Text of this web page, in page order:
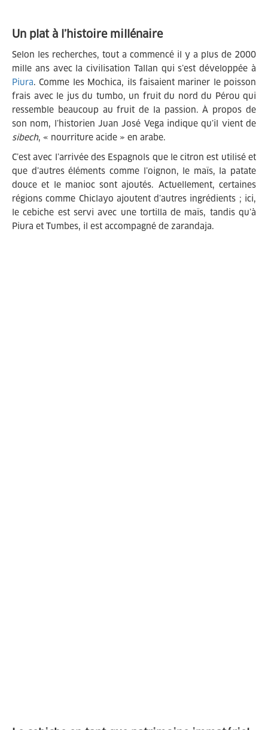
Un plat à l’histoire millénaire
Selon les recherches, tout a commencé il y a plus de 2000
mille ans avec la civilisation Tallan qui s’est développée à
Piura. Comme les Mochica, ils faisaient mariner le poisson
frais avec le jus du tumbo, un fruit du nord du Pérou qui
ressemble beaucoup au fruit de la passion. À propos de
son nom, l’historien Juan José Vega indique qu’il vient de
sibech, « nourriture acide » en arabe.
C’est avec l’arrivée des Espagnols que le citron est utilisé et
que d’autres éléments comme l’oignon, le maïs, la patate
douce et le manioc sont ajoutés. Actuellement, certaines
régions comme Chiclayo ajoutent d’autres ingrédients ; ici,
le cebiche est servi avec une tortilla de maïs, tandis qu’à
Piura et Tumbes, il est accompagné de zarandaja.